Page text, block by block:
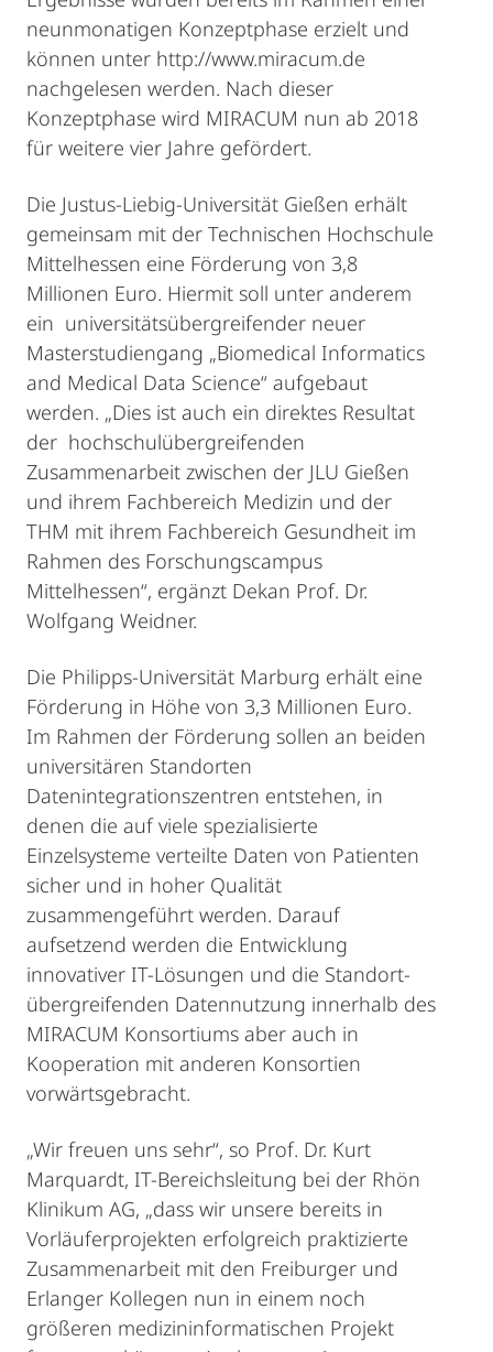
neunmonatigen Konzeptphase erzielt und
können unter http://www.miracum.de
nachgelesen werden. Nach dieser
Konzeptphase wird MIRACUM nun ab 2018
für weitere vier Jahre gefördert.
Die Justus-Liebig-Universität Gießen erhält
gemeinsam mit der Technischen Hochschule
Mittelhessen eine Förderung von 3,8
Millionen Euro. Hiermit soll unter anderem
ein universitätsübergreifender neuer
Masterstudiengang „Biomedical Informatics
and Medical Data Science“ aufgebaut
werden. „Dies ist auch ein direktes Resultat
der hochschulübergreifenden
Zusammenarbeit zwischen der JLU Gießen
und ihrem Fachbereich Medizin und der
THM mit ihrem Fachbereich Gesundheit im
Rahmen des Forschungscampus
Mittelhessen“, ergänzt Dekan Prof. Dr.
Wolfgang Weidner.
Die Philipps-Universität Marburg erhält eine
Förderung in Höhe von 3,3 Millionen Euro.
Im Rahmen der Förderung sollen an beiden
universitären Standorten
Datenintegrationszentren entstehen, in
denen die auf viele spezialisierte
Einzelsysteme verteilte Daten von Patienten
sicher und in hoher Qualität
zusammengeführt werden. Darauf
aufsetzend werden die Entwicklung
innovativer IT-Lösungen und die Standort-
übergreifenden Datennutzung innerhalb des
MIRACUM Konsortiums aber auch in
Kooperation mit anderen Konsortien
vorwärtsgebracht.
„Wir freuen uns sehr“, so Prof. Dr. Kurt
Marquardt, IT-Bereichsleitung bei der Rhön
Klinikum AG, „dass wir unsere bereits in
Vorläuferprojekten erfolgreich praktizierte
Zusammenarbeit mit den Freiburger und
Erlanger Kollegen nun in einem noch
größeren medizininformatischen Projekt